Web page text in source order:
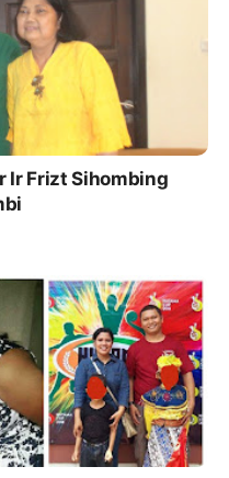
Ir Frizt Sihombing